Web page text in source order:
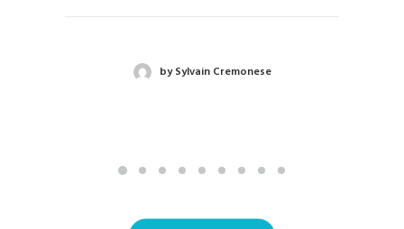
by Sylvain Cremonese